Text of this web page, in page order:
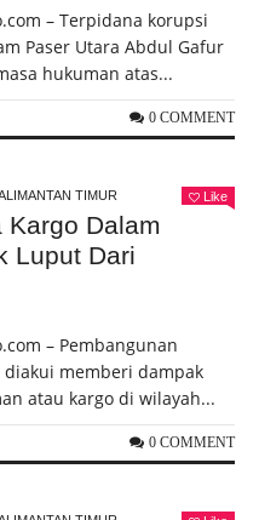
– Terpidana korupsi
Paser Utara Abdul Gafur
hukuman atas...
0 COMMENT
TIMUR Like
Kargo Dalam
Luput Dari
– Pembangunan
diakui memberi dampak
atau kargo di wilayah...
0 COMMENT